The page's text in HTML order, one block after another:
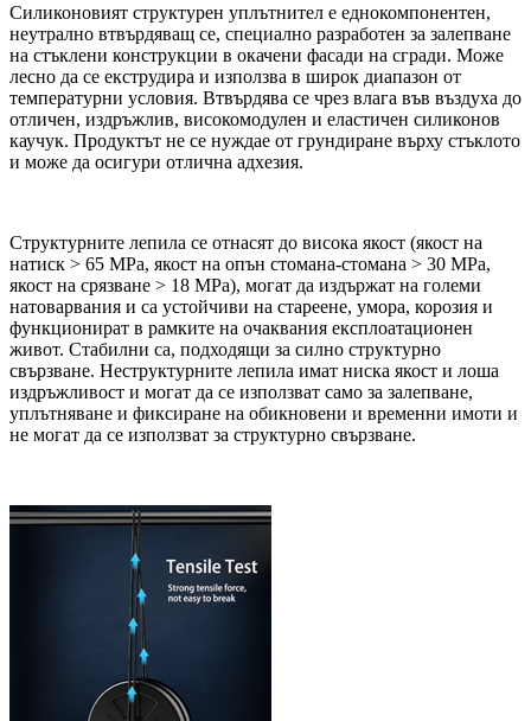
Силиконовият структурен уплътнител е еднокомпонентен,
неутрално втвърдяващ се, специално разработен за залепване
на стъклени конструкции в окачени фасади на сгради. Може
лесно да се екструдира и използва в широк диапазон от
температурни условия. Втвърдява се чрез влага във въздуха до
отличен, издръжлив, високомодулен и еластичен силиконов
каучук. Продуктът не се нуждае от грундиране върху стъклото
и може да осигури отлична адхезия.
Структурните лепила се отнасят до висока якост (якост на
натиск > 65 MPa, якост на опън стомана-стомана > 30 MPa,
якост на срязване > 18 MPa), могат да издържат на големи
натоварвания и са устойчиви на стареене, умора, корозия и
функционират в рамките на очаквания експлоатационен
живот. Стабилни са, подходящи за силно структурно
свързване. Неструктурните лепила имат ниска якост и лоша
издръжливост и могат да се използват само за залепване,
уплътняване и фиксиране на обикновени и временни имоти и
не могат да се използват за структурно свързване.